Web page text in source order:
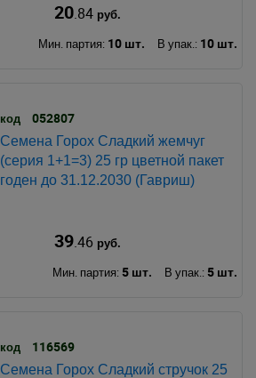
20.84руб.
Мин. партия: 10 шт. В упак.: 10 шт.
код 052807
Семена Горох Сладкий жемчуг
(серия 1+1=3) 25 гр цветной пакет
годен до 31.12.2030 (Гавриш)
39.46 руб.
Мин. партия: 5 шт. В упак.: 5 шт.
код 116569
Семена Горох Сладкий стручок 25